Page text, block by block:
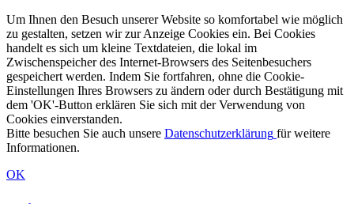
Um Ihnen den Besuch unserer Website so komfortabel wie möglich
zu gestalten, setzen wir zur Anzeige Cookies ein. Bei Cookies
handelt es sich um kleine Textdateien, die lokal im
Zwischenspeicher des Internet-Browsers des Seitenbesuchers
gespeichert werden. Indem Sie fortfahren, ohne die Cookie-
Einstellungen Ihres Browsers zu ändern oder durch Bestätigung mit
dem 'OK'-Button erklären Sie sich mit der Verwendung von
Cookies einverstanden.
Bitte besuchen Sie auch unsere Datenschutzerklärung für weitere
Informationen.
OK